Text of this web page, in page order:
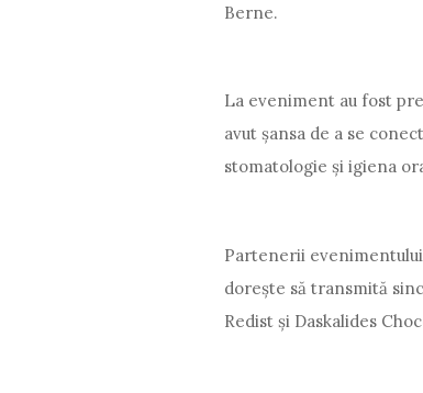
Berne.
La eveniment au fost
avut șansa de a se
stomatologie și igiena
Partenerii
dorește să transmită
Redist și Daskalides